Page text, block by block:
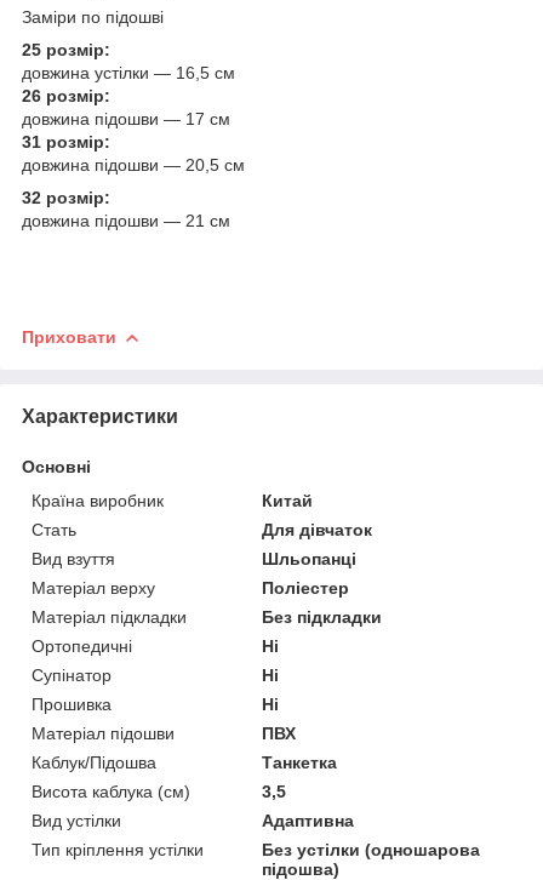
Заміри по підошві
25 розмір:
довжина устілки — 16,5 см
26 розмір:
довжина підошви — 17 см
31 розмір:
довжина підошви — 20,5 см
32 розмір:
довжина підошви — 21 см
Приховати
Характеристики
Основні
Країна виробник
Китай
Стать
Для дівчаток
Вид взуття
Шльопанці
Матеріал верху
Поліестер
Матеріал підкладки
Без підкладки
Ортопедичні
Ні
Супінатор
Ні
Прошивка
Ні
Матеріал підошви
ПВХ
Каблук/Підошва
Танкетка
Висота каблука (см)
3,5
Вид устілки
Адаптивна
Тип кріплення устілки
Без устілки (одношарова
підошва)